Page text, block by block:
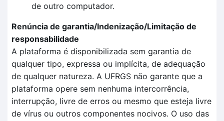
de outro computador.
Renúncia de garantia/Indenização/Limitação de
responsabilidade
A plataforma é disponibilizada sem garantia de
qualquer tipo, expressa ou implícita, de adequação
de qualquer natureza. A UFRGS não garante que a
plataforma opere sem nenhuma intercorrência,
interrupção, livre de erros ou mesmo que esteja livre
de vírus ou outros componentes nocivos. O uso das